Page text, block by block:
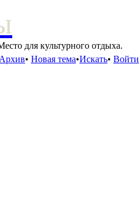
для культурного отдыха.
Архив• Новая тема•Искать• Войти